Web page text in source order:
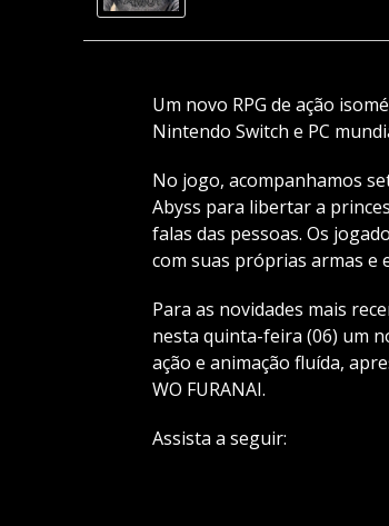
Um novo RPG de ação
Nintendo Switch e PC
No jogo, acompanhamos
Abyss para libertar a
falas das pessoas. Os
com suas próprias armas e
Para as novidades mais
nesta quinta-feira (06) um
ação e animação fluída,
WO FURANAI.
Assista a seguir: